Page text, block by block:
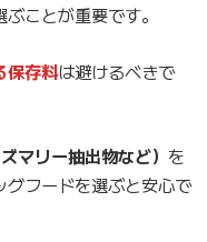
ぶことが重要です。
保存料は避けるべきで
マリー抽出物など） を
フードを選ぶと安心で